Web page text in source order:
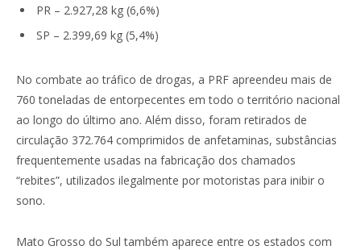
PR – 2.927,28 kg (6,6%)
SP – 2.399,69 kg (5,4%)
No combate ao tráfico de drogas, a PRF apreendeu mais de
760 toneladas de entorpecentes em todo o território nacional
ao longo do último ano. Além disso, foram retirados de
circulação 372.764 comprimidos de anfetaminas, substâncias
frequentemente usadas na fabricação dos chamados
“rebites”, utilizados ilegalmente por motoristas para inibir o
sono.
Mato Grosso do Sul também aparece entre os estados com